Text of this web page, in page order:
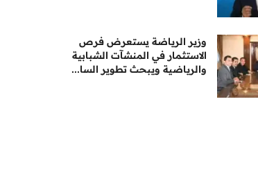
وزير الرياضة يستعرض فرص
الاستثمار في المنشآت الشبابية
والرياضية ويبحث تطوير السا...